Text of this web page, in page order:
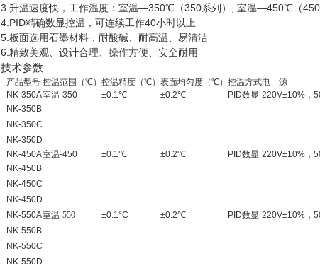
3.升温速度快，工作温度：室温—350℃（350系列）, 室温—450℃（450
4. PID精确数显控温，可连续工作40小时以上
5.板面选用石墨材料，耐酸碱、耐高温、易清洁
6.精致美观、设计合理、操作方便、安全耐用
技术参数
产品型号 控温范围（℃） 控温精度（℃） 表面均匀度（℃） 控温方式电 源
NK-350A室温-350 ±0.1℃ ±0.2℃ PID数显 220V±10%，
NK-350B
NK-350C
NK-350D
NK-450A室温-450 ±0.1℃ ±0.2℃ PID数显 220V±10%，
NK-450B
NK-450C
NK-450D
NK-550A室温-550 ±0.1°C ±0.2℃ PID数显 220V±10%，
NK-550B
NK-550C
NK-550D